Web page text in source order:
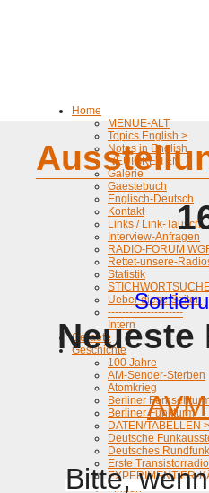
Home
MENUE-ALT
Topics English >
Notes in English
NEUIGKEITEN
Galerie
Gaestebuch
Englisch-Deutsch
Kontakt
Links / Link-Tausch
Interview-Anfragen
RADIO-FORUM
Rettet-unsere-
Statistik
Ueber diese Seiten
---------------------
Intern
Geraete
Geschichte
100 Jahre
AM-Sender-Sterben
Atomkrieg
Berliner
Berliner Funkturm
DATEN/TABELLEN >
Deutsche
Deutsches
Erste
EXPERIMENTIER-
Firmen
Neueste
Bitte,